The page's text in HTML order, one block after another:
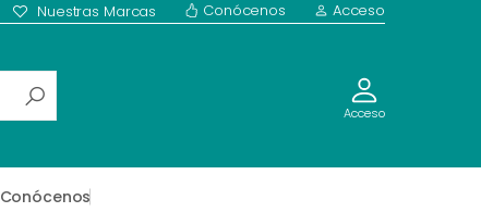
Nuestras Marcas Conócenos Acceso
Acceso
Conócenos